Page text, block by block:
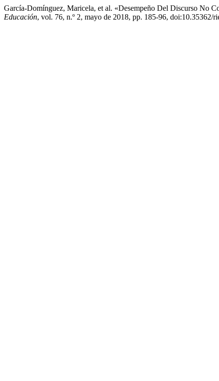
García-Domínguez, Maricela, et al. «Desempeño Del Discurso No
Educación, vol. 76, n.º 2, mayo de 2018, pp. 185-96, doi:10.35362/